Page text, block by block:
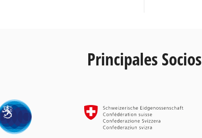
Principales Socios